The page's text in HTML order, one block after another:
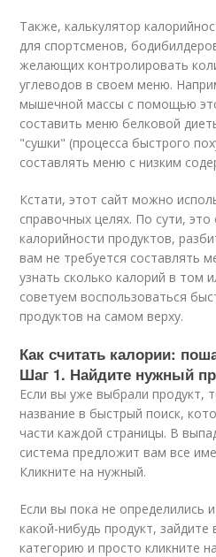
Также, калькулятор
для спортсменов,
желающих контролировать
углеводов в своем меню.
мышечной массы с помощью
составить меню белковой
"сушки" (процесса быстрого
составлять меню с низким
Кстати, этот сайт можно
справочных целях. По сути,
калорийности продуктов,
вам не требуется составлять
узнать сколько калорий в том
советуем воспользоваться
продуктов на самом верху.
Как считать калории:
Шаг 1. Найдите нужный
Если вы уже выбрали продукт,
название в быстрый поиск,
части каждой страницы. В
система предложит вам все
Кликните на нужный.
Если вы пока не определились
какой-нибудь продукт,
категорию и просто кликните